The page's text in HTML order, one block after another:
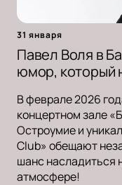
31 января
Павел Воля в
юмор, который
В феврале 2026
концертном зале
Остроумие и
Club» обещают
шанс насладиться
атмосфере!